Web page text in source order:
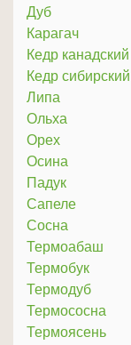
Дуб
Карагач
Кедр канадский
Кедр сибирский
Липа
Ольха
Орех
Осина
Падук
Сапеле
Сосна
Термоабаш
Термобук
Термодуб
Термососна
Термоясень